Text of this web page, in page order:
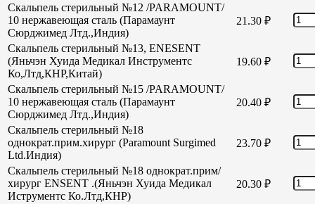
Скальпель стерильный №12 /PARAMOUNT/
10 нержавеющая сталь (Парамаунт
Сюрджимед Лтд.,Индия)
21.30 ₽
Скальпель стерильный №13, ENESENT
(Яньчэн Хуида Медикал Инструментс
Ко,Лтд,КНР,Китай)
19.60 ₽
Скальпель стерильный №15 /PARAMOUNT/
10 нержавеющая сталь (Парамаунт
Сюрджимед Лтд.,Индия)
20.40 ₽
Скальпель стерильный №18
однократ.прим.хирург (Paramount Surgimed
Ltd.Индия)
23.70 ₽
Скальпель стерильный №18 однократ.прим/
хирург ENSENT .(Яньчэн Хуида Медикал
Иструментс Ко.Лтд,КНР)
20.30 ₽